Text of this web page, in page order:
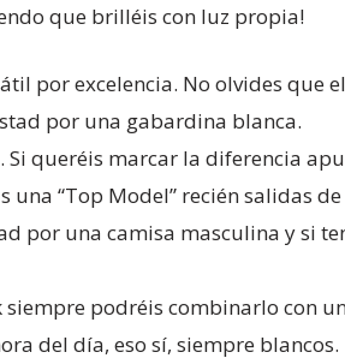
que brilléis con luz propia!
por excelencia. No olvides que
por una gabardina blanca.
queréis marcar la diferencia
“Top Model” recién salidas
por una camisa masculina y si
podréis combinarlo con
del día, eso sí, siempre blancos.